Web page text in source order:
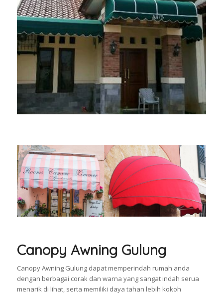
Canopy Awning Gulung
Canopy Awning Gulung dapat memperindah rumah anda
dengan berbagai corak dan warna yang sangat indah serua
menarik di lihat, serta memiliki daya tahan lebih kokoh